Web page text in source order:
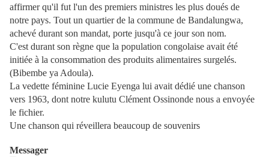
affirmer qu'il fut l'un des premiers ministres les plus doués de
notre pays. Tout un quartier de la commune de Bandalungwa,
achevé durant son mandat, porte jusqu'à ce jour son nom.
C'est durant son règne que la population congolaise avait été
initiée à la consommation des produits alimentaires surgelés.
(Bibembe ya Adoula).
La vedette féminine Lucie Eyenga lui avait dédié une chanson
vers 1963, dont notre kulutu Clément Ossinonde nous a envoyée
le fichier.
Une chanson qui réveillera beaucoup de souvenirs
Messager